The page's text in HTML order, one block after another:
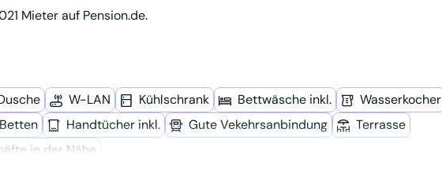
Mieter auf Pension.de.
W-LAN Kühl­schrank Bettwäsche inkl.
Wasserkocher
Handtücher inkl. Gute Vekehrsanbindung
Terrasse
in der Nähe